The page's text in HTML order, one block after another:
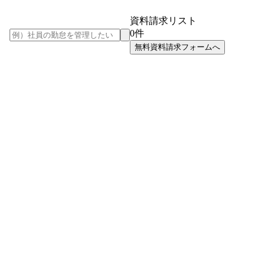
資料請求リスト
0件
無料資料請求フォームへ